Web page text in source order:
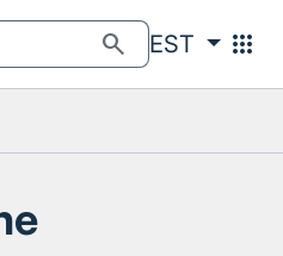
search EST apps